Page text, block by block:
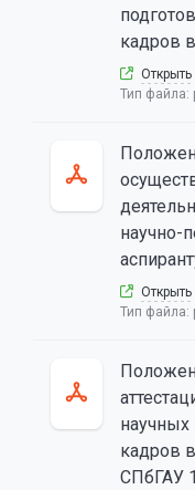
кадров
Открыть
Тип файла:
научно-
Открыть
Тип файла:
научных
кадров
СПбГАУ